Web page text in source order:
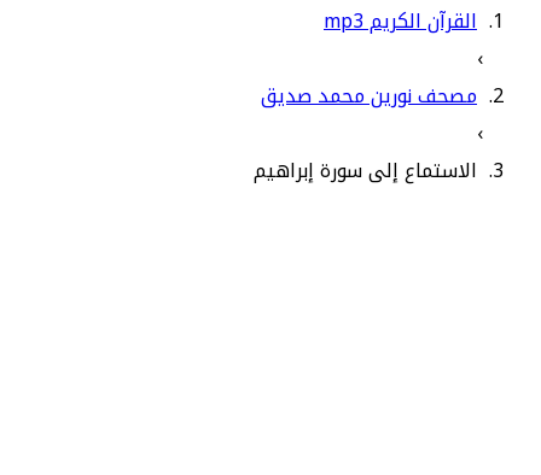
القرآن الكريم mp3
›
مصحف نورين محمد صديق
›
الاستماع إلى سورة إبراهيم